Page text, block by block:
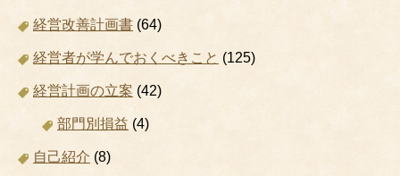
経営改善計画書 (64)
経営者が学んでおくべきこと (125)
経営計画の立案 (42)
部門別損益 (4)
自己紹介 (8)